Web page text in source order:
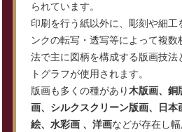
られています。
印刷を行う紙以外に、彫刻や細工
ンクの転写・透写等によって複
法で主に図柄を構成する版画技法
トグラフが使用されます。
版画も多くの種があり木版画、銅
画、シルクスクリーン版画、日本
絵、水彩画 、洋画などが存在し